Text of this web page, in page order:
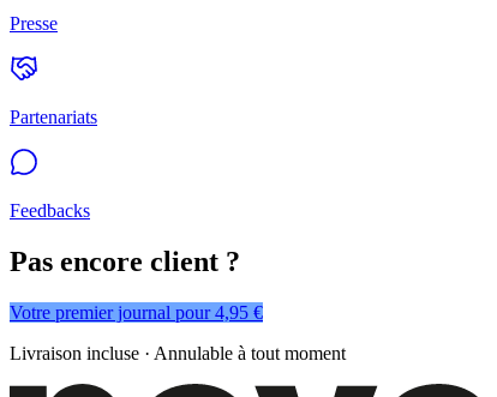
Presse
Partenariats
Feedbacks
Pas encore client ?
Votre premier journal pour 4,95 €
Livraison incluse · Annulable à tout moment